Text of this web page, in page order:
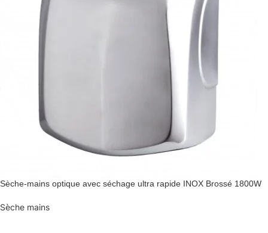
Sèche-mains optique avec séchage ultra rapide INOX Brossé 1800W
Sèche mains